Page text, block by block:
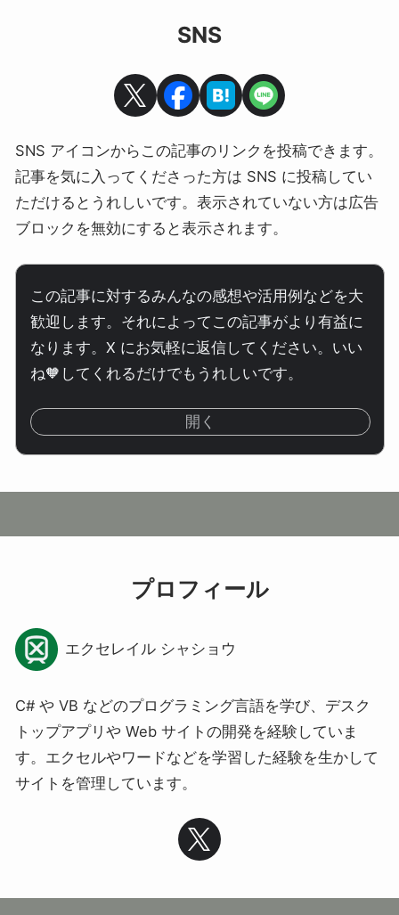
SNS
SNS アイコンからこの記事のリンクを投稿できます。
記事を気に入ってくださった方は SNS に投稿してい
ただけるとうれしいです。表示されていない方は広告
ブロックを無効にすると表示されます。
この記事に対するみんなの感想や活用例などを大
歓迎します。それによってこの記事がより有益に
なります。X にお気軽に返信してください。いい
ね🧡してくれるだけでもうれしいです。
開く
プロフィール
エクセレイル シャショウ
C# や VB などのプログラミング言語を学び、デスク
トップアプリや Web サイトの開発を経験していま
す。エクセルやワードなどを学習した経験を生かして
サイトを管理しています。